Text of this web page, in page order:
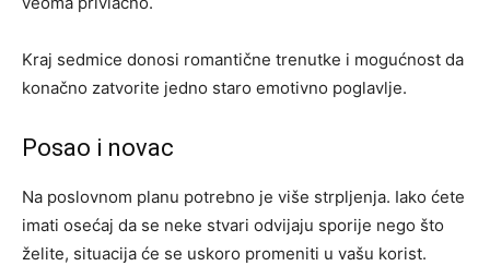
Kraj sedmice donosi romantične trenutke i mogućnost da
konačno zatvorite jedno staro emotivno poglavlje.
Posao i novac
Na poslovnom planu potrebno je više strpljenja. Iako ćete
imati osećaj da se neke stvari odvijaju sporije nego što
želite, situacija će se uskoro promeniti u vašu korist.